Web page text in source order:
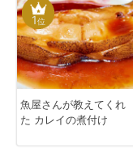
1位
魚屋さんが教えてくれ
た カレイの煮付け